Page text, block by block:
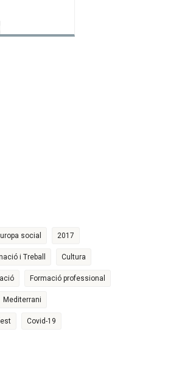
social 2017
i Treball Cultura
Formació professional
Mediterrani
Covid-19